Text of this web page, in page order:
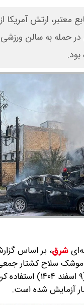
معتبر، ارتش
شرق، بر اساس
موشک سلاح کشتار
سالن ورزشی لامرد (۹ اسفند
آزمایش شده است.